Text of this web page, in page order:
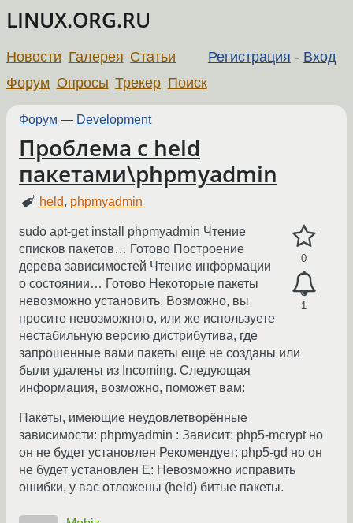
LINUX.ORG.RU
Регистрация - Вход
Новости Галерея Статьи
Форум Опросы Трекер Поиск
Форум — Development
Проблема с held
пакетами\phpmyadmin
held, phpmyadmin
0
1
sudo apt-get install phpmyadmin Чтение
списков пакетов… Готово Построение
дерева зависимостей Чтение информации
о состоянии… Готово Некоторые пакеты
невозможно установить. Возможно, вы
просите невозможного, или же используете
нестабильную версию дистрибутива, где
запрошенные вами пакеты ещё не созданы или
были удалены из Incoming. Следующая
информация, возможно, поможет вам:
Пакеты, имеющие неудовлетворённые
зависимости: phpmyadmin : Зависит: php5-mcrypt но
он не будет установлен Рекомендует: php5-gd но он
не будет установлен E: Невозможно исправить
ошибки, у вас отложены (held) битые пакеты.